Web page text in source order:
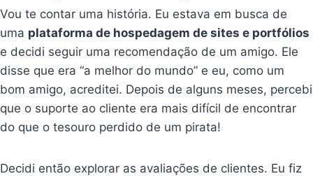
Vou te contar uma história. Eu estava em busca de
uma plataforma de hospedagem de sites e portfólios
e decidi seguir uma recomendação de um amigo. Ele
disse que era “a melhor do mundo” e eu, como um
bom amigo, acreditei. Depois de alguns meses, percebi
que o suporte ao cliente era mais difícil de encontrar
do que o tesouro perdido de um pirata!
Decidi então explorar as avaliações de clientes. Eu fiz